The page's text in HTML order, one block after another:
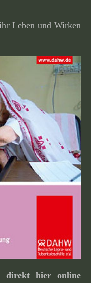
Leben und Wirken
direkt hier online